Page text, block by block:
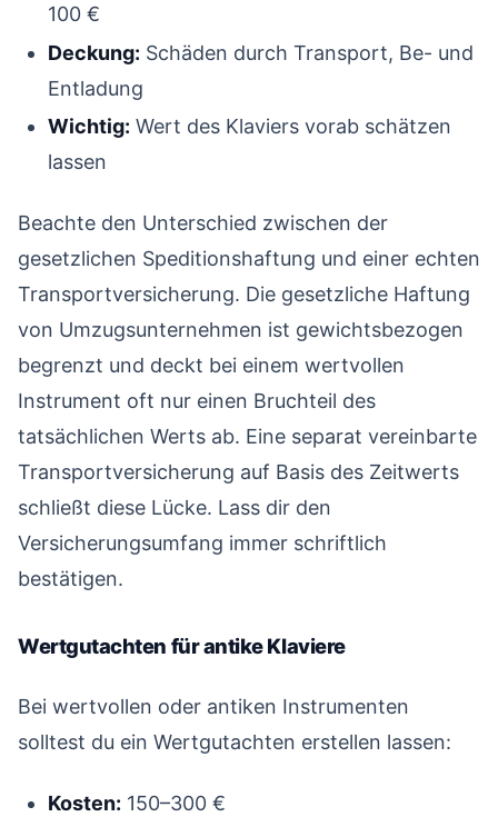
100 €
Deckung: Schäden durch Transport, Be- und
Entladung
Wichtig: Wert des Klaviers vorab schätzen
lassen
Beachte den Unterschied zwischen der
gesetzlichen Speditionshaftung und einer echten
Transportversicherung. Die gesetzliche Haftung
von Umzugsunternehmen ist gewichtsbezogen
begrenzt und deckt bei einem wertvollen
Instrument oft nur einen Bruchteil des
tatsächlichen Werts ab. Eine separat vereinbarte
Transportversicherung auf Basis des Zeitwerts
schließt diese Lücke. Lass dir den
Versicherungsumfang immer schriftlich
bestätigen.
Wertgutachten für antike Klaviere
Bei wertvollen oder antiken Instrumenten
solltest du ein Wertgutachten erstellen lassen:
Kosten: 150–300 €